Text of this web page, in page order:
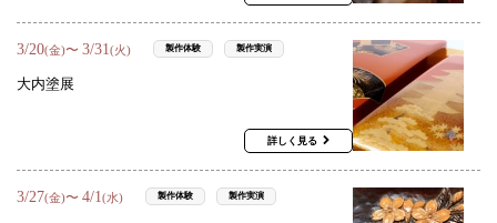
3/20(金)〜 3/31(火) 製作体験 製作実演
大内塗展
詳しく見る
3/27(金)〜 4/1(水) 製作体験 製作実演